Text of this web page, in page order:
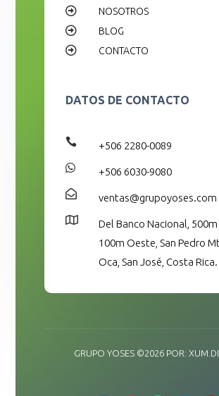

NOSOTROS

BLOG

CONTACTO
DATOS DE CONTACTO
 +506 2280-0089
 +506 6030-9080
 ventas@grupoyoses.com

Del Banco Nacional, 500m
100m Oeste, San Pedro
Oca, San José, Costa Rica.
GRUPO YOSES ©2026 POR: